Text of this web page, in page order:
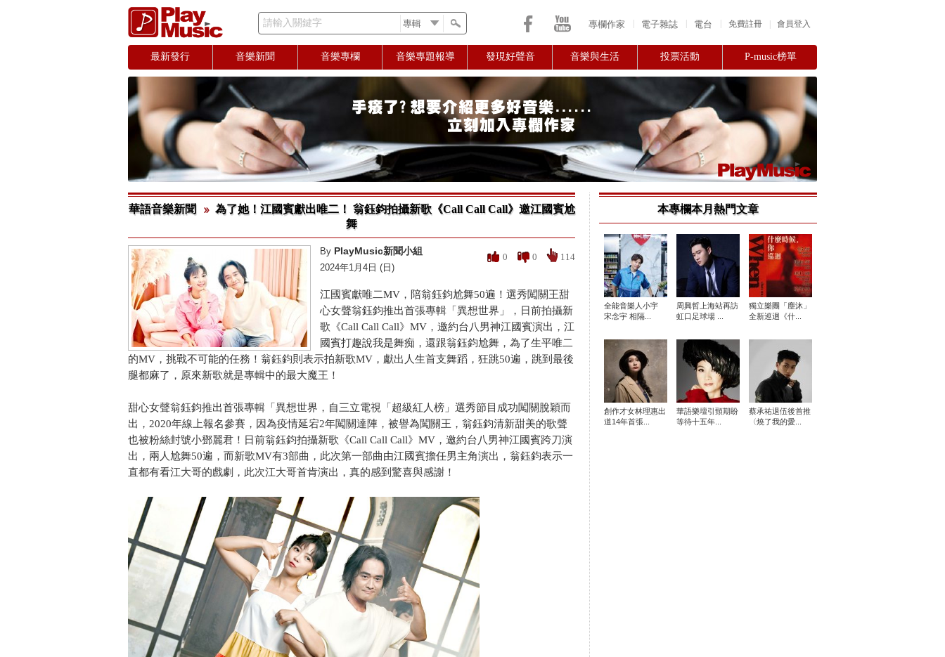
請輸入關鍵字 會員登入
免費註冊
專欄作家 電子雜誌 電台
最新發行 音樂新聞 音樂專欄 音樂專題報導 發現好聲音 音樂與生活 投票活動 P-music榜單
華語音樂新聞
為了她！江國賓獻出唯二！ 翁鈺鈞拍攝新歌《Call Call Call》邀江國賓尬
舞
0 0 114
By PlayMusic新聞小組
2024年1月4日 (日)
江國賓獻唯二MV，陪翁鈺鈞尬舞50遍！選秀闖關王甜
心女聲翁鈺鈞推出首張專輯「異想世界」，日前拍攝新
歌《Call Call Call》MV，邀約台八男神江國賓演出，江
國賓打趣說我是舞痴，還跟翁鈺鈞尬舞，為了生平唯二
的MV，挑戰不可能的任務！翁鈺鈞則表示拍新歌MV，獻出人生首支舞蹈，狂跳50遍，跳到最後
腿都麻了，原來新歌就是專輯中的最大魔王！
甜心女聲翁鈺鈞推出首張專輯「異想世界，自三立電視「超級紅人榜」選秀節目成功闖關脫穎而
出，2020年線上報名參賽，因為疫情延宕2年闖關達陣，被譽為闖關王，翁鈺鈞清新甜美的歌聲
也被粉絲封號小鄧麗君！日前翁鈺鈞拍攝新歌《Call Call Call》MV，邀約台八男神江國賓跨刀演
出，兩人尬舞50遍，而新歌MV有3部曲，此次第一部曲由江國賓擔任男主角演出，翁鈺鈞表示一
直都有看江大哥的戲劇，此次江大哥首肯演出，真的感到驚喜與感謝！
本專欄本月熱門文章
全能音樂人小宇
宋念宇 相隔...
周興哲上海站再訪
虹口足球場 ...
獨立樂團「塵沐」
全新巡迴《什...
創作才女林理惠出
道14年首張...
華語樂壇引頸期盼
等待十五年...
蔡承祐退伍後首推
〈燒了我的愛...